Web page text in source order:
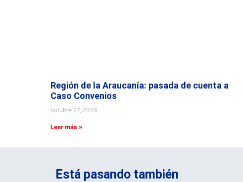
Región de la Araucanía: pasada de cuenta a
Caso Convenios
octubre 27, 2024
Leer más »
Está pasando también